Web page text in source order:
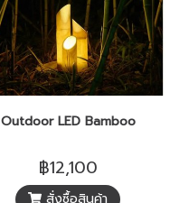
Outdoor LED Bamboo
฿12,100
สั่งซื้อสินค้า